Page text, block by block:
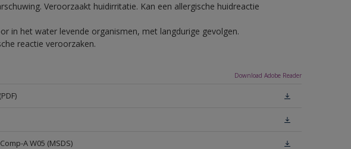
Veroorzaakt huidirritatie. Kan een allergische huidreactie
in het water levende organismen, met langdurige gevolgen.
reactie veroorzaken.
Download Adobe Reader
A W05 (MSDS)